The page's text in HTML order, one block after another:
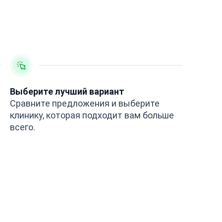
Выберите лучший вариант
Сравните предложения и выберите
клинику, которая подходит вам больше
всего.